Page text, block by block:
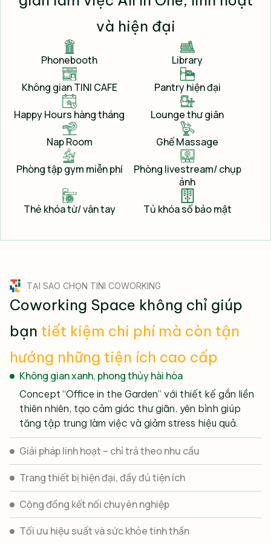
việc”, Coworking Office ngày nay đã trở thành một
hệ sinh thái năng động, kết nối con người, ý tưởng và
cơ hội kinh doanh.
Hạn chế của mô hình văn phòng truyền
thống
Chi phí đầu tư và vận hành cao:Chi phí thuê mặt
bằng, trang bị cơ sở vật chất, bảo trì, nhân sự lễ
tân, an ninh thường làm gánh nặng tăng lên đối với
doanh nghiệp mới hoặc startup.
Thiếu tính linh hoạt:Văn phòng thuê dài hạn khiến
doanh nghiệp khó thích nghi nhanh với sự thay đổi
nhân sự hoặc nhu cầu kinh doanh.
Ít cơ hội kết nối và giao lưu:Văn phòng riêng biệt,
không có sự tương tác đa dạng với các lĩnh vực,
làm giảm tối đa khả năng hợp tác hay tạo ra giá trị
mới từ cộng đồng.
Cho thuê Coworking TPHCM – Trọn vẹn
và hiện đại
Phonebooth Library
Không gian TINI CAFE Pantry hiện đại
Happy Hours hàng tháng Lounge thư giãn
Nap Room Ghế Massage
Phòng tập gym miễn phí
Phòng livestream/ chụp
ảnh
Thẻ khóa từ/ vân tay Tủ khóa số bảo mật
TẠI SAO CHỌN TINI COWORKING
Coworking Space không chỉ giúp
bạn tiết kiệm chi phí mà còn tận
hướng những tiện ích cao cấp
Không gian xanh, phong thủy hài hòa
Concept “Office in the Garden” với thiết kế gắn liền
thiên nhiên, tạo cảm giác thư giãn, yên bình giúp
tăng tập trung làm việc và giảm stress hiệu quả.
Giải pháp linh hoạt – chỉ trả theo nhu cầu
Trang thiết bị hiện đại, đầy đủ tiện ích
Cộng đồng kết nối chuyên nghiệp
Tối ưu hiệu suất và sức khỏe tinh thần